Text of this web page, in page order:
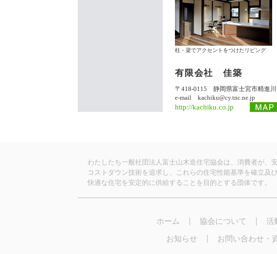
柱・梁でアクセントをつけたリビング
有限会社 佳築
〒418-0115 静岡県富士宮市精進
e-mail kachiku@cy.tnc.ne.jp
http://kachiku.co.jp
わたしたち一般社団法人富士山木造住宅協会は、消費者が、
コストダウン技術を追求し、これらの住宅性能基準を確立
快適な住宅を安定的に供給することを目的とする団体です。
ホーム 協会について 活
お知らせ お問い合わせ・